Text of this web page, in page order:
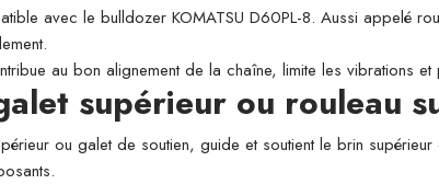
avec le bulldozer KOMATSU D60PL-8. Aussi appelé
au bon alignement de la chaîne, limite les vibrations
supérieur ou rouleau
ou galet de soutien, guide et soutient le brin